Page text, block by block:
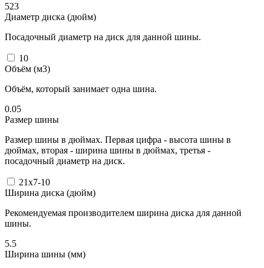
523
Диаметр диска (дюйм)
Посадочный диаметр на диск для данной шины.
10
Объём (м3)
Объём, который занимает одна шина.
0.05
Размер шины
Размер шины в дюймах. Первая цифра - высота шины в
дюймах, вторая - ширина шины в дюймах, третья -
посадочный диаметр на диск.
21x7-10
Ширина диска (дюйм)
Рекомендуемая производителем ширина диска для данной
шины.
5.5
Ширина шины (мм)